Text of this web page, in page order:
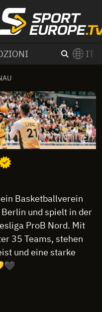
IT
Basketballverein
und spielt in der
ProB Nord. Mit
35 Teams, stehen
und eine starke